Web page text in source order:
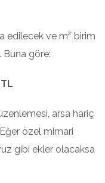
edilecek ve m² birim
göre:
arsa hariç
özel mimari
gibi ekler olacaksa